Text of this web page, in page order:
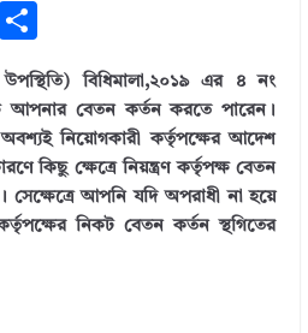
F
ar
e
উপস্থিতি) বিধিমালা,২০১৯ এর ৪ নং
আপনার বেতন কর্তন করতে পারেন।
নিয়োগকারী কর্তৃপক্ষের আদেশ
কিছু ক্ষেত্রে নিয়ন্ত্রণ কর্তৃপক্ষ বেতন
সেক্ষেত্রে আপনি যদি অপরাধী না হয়ে
নিকট বেতন কর্তন স্থগিতের